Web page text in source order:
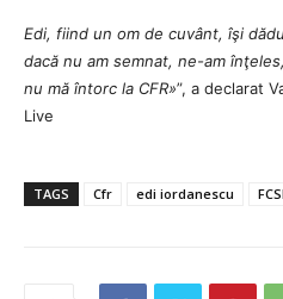
Edi, fiind un om de cuvânt, îşi
dacă nu am semnat, ne-am
nu mă întorc la CFR»”, a declarat
Live
TAGS Cfr edi iordanescu